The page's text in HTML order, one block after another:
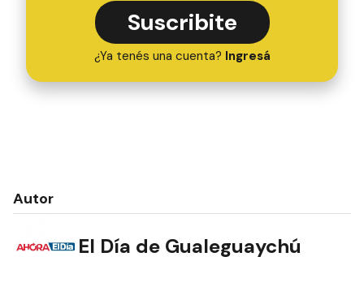
Suscribite
¿Ya tenés una cuenta? Ingresá
Autor
El Día de Gualeguaychú